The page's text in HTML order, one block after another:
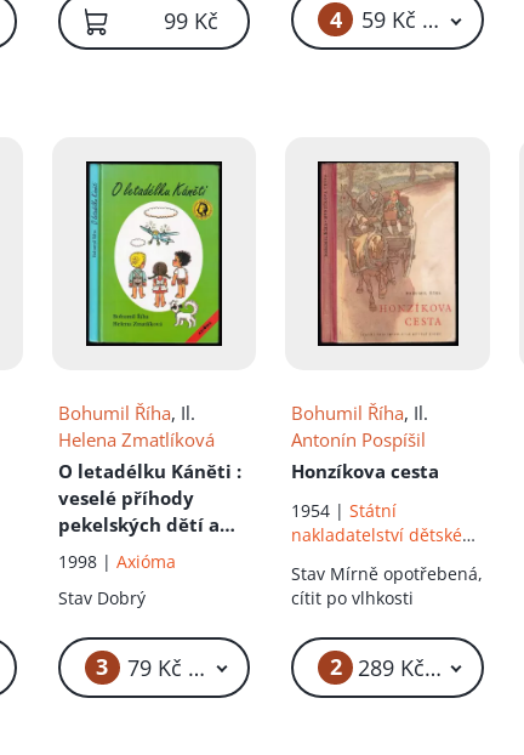
99 Kč 4 59 Kč – 249 Kč
Bohumil Říha, Il.
Helena Zmatlíková
O letadélku Káněti :
veselé příhody
pekelských dětí a
jejich psa s malým
letadlem
1998 | Axióma
Stav Dobrý
3 79 Kč – 89 Kč
Bohumil Říha, Il.
Antonín Pospíšil
Honzíkova cesta
1954 |Státní
nakladatelství dětské
Stav Mírně opotřebená,
cítit po vlhkosti
2 289 Kč – 499 Kč